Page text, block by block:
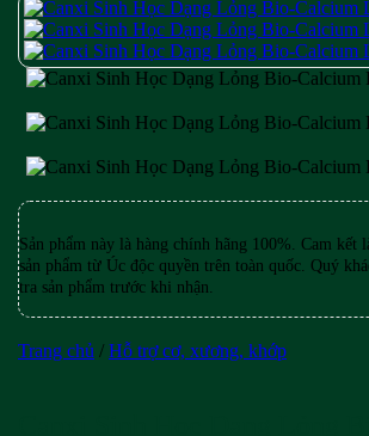
Sản phẩm này là hàng chính hãng 100%. Cam kết
sản phẩm từ Úc độc quyền trên toàn quốc. Quý
tra sản phẩm trước khi nhận.
Trang chủ / Hỗ trợ cơ, xương, khớp